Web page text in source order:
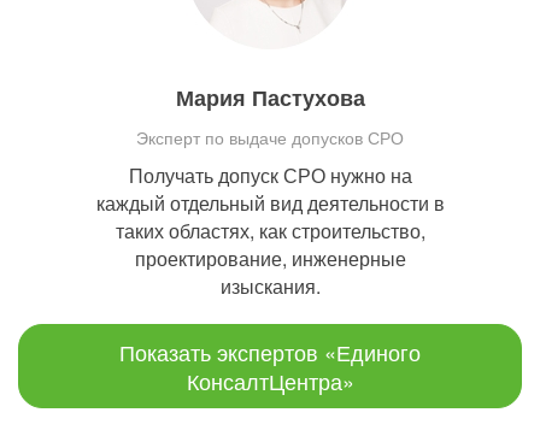
Мария Пастухова
Эксперт по выдаче допусков СРО
Получать допуск СРО нужно на
каждый отдельный вид деятельности в
таких областях, как строительство,
проектирование, инженерные
изыскания.
Показать экспертов «Единого
КонсалтЦентра»